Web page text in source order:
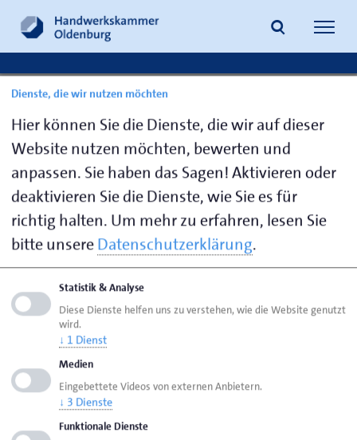
Suche
Download
gif
Animated GIF-downsized_large.gif (2,20 MB)
Seite empfehlen
Seite drucken
aktualisiert am 13. Dez. 2019
Handwerkskammer Oldenburg
Artikel
Test Weihnachten 2
Handwerkskammer Oldenburg
Theaterwall 32
26122 Oldenburg
Dienste, die wir nutzen möchten
Hier können Sie die Dienste, die wir auf dieser
Website nutzen möchten, bewerten und
anpassen. Sie haben das Sagen! Aktivieren oder
deaktivieren Sie die Dienste, wie Sie es für
richtig halten. Um mehr zu erfahren, lesen Sie
bitte unsereDatenschutzerklärung.
Statistik & Analyse
Diese Dienste helfen uns zu verstehen, wie die Website genutzt
wird.
↓ 1 Dienst
Medien
Eingebettete Videos von externen Anbietern.
↓ 3 Dienste
Funktionale Dienste